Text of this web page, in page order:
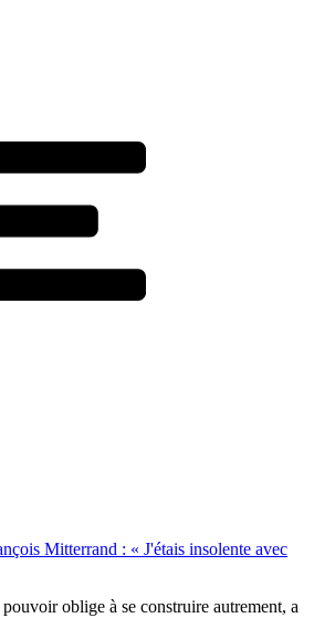
Mitterrand : « J'étais insolente avec
oblige à se construire autrement, a